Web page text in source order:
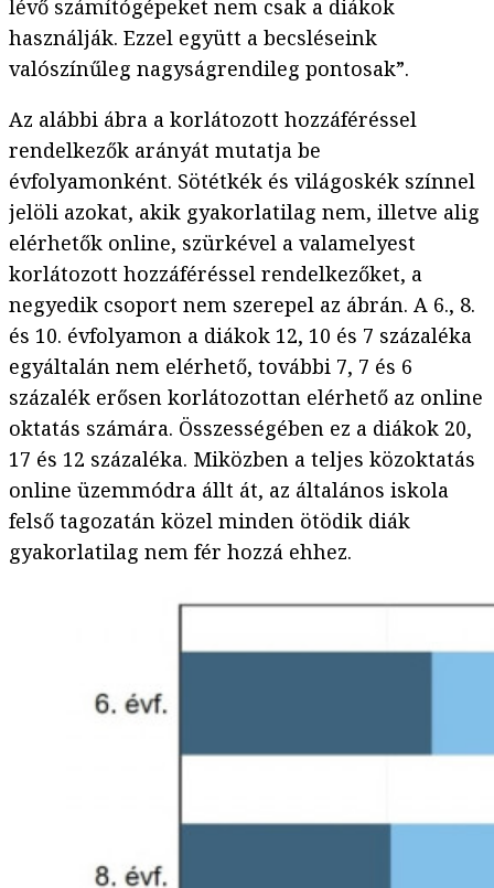
lévő számítógépeket nem csak a diákok
használják. Ezzel együtt a becsléseink
valószínűleg nagyságrendileg pontosak”.
Az alábbi ábra a korlátozott hozzáféréssel
rendelkezők arányát mutatja be
évfolyamonként. Sötétkék és világoskék színnel
jelöli azokat, akik gyakorlatilag nem, illetve alig
elérhetők online, szürkével a valamelyest
korlátozott hozzáféréssel rendelkezőket, a
negyedik csoport nem szerepel az ábrán. A 6., 8.
és 10. évfolyamon a diákok 12, 10 és 7 százaléka
egyáltalán nem elérhető, további 7, 7 és 6
százalék erősen korlátozottan elérhető az online
oktatás számára. Összességében ez a diákok 20,
17 és 12 százaléka. Miközben a teljes közoktatás
online üzemmódra állt át, az általános iskola
felső tagozatán közel minden ötödik diák
gyakorlatilag nem fér hozzá ehhez.